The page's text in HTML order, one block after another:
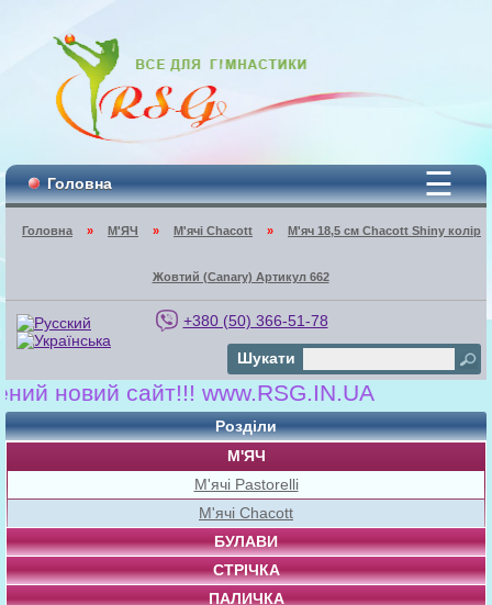
Головна ☰
Головна » М'ЯЧ » М'ячі Chacott » М'яч 18,5 см Chacott Shiny колір
Жовтий (Canary) Артикул 662
+380 (50) 366-51-78
Шукати
новий сайт!!! www.RSG.IN.UA
Розділи
М'ЯЧ
М'ячі Pastorelli
М'ячі Chacott
БУЛАВИ
СТРІЧКА
ПАЛИЧКА